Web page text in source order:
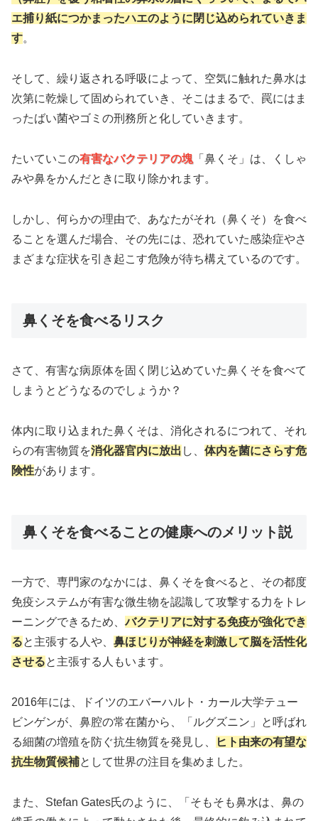
エ捕り紙につかまったハエのように閉じ込められていきま
す。
そして、繰り返される呼吸によって、空気に触れた鼻水は
次第に乾燥して固められていき、そこはまるで、罠にはま
ったばい菌やゴミの刑務所と化していきます。
たいていこの有害なバクテリアの塊 「鼻くそ」は、くしゃ
みや鼻をかんだときに取り除かれます。
しかし、何らかの理由で、あなたがそれ（鼻くそ）を食べ
ることを選んだ場合、その先には、恐れていた感染症やさ
まざまな症状を引き起こす危険が待ち構えているのです。
鼻くそを食べるリスク
さて、有害な病原体を固く閉じ込めていた鼻くそを食べて
しまうとどうなるのでしょうか？
体内に取り込まれた鼻くそは、消化されるにつれて、それ
らの有害物質を消化器官内に放出 し、 体内を菌にさらす危
険性があります。
鼻くそを食べることの健康へのメリット説
一方で、専門家のなかには、鼻くそを食べると、その都度
免疫システムが有害な微生物を認識して攻撃する力をトレ
ーニングできるため、バクテリアに対する免疫が強化でき
ると主張する人や、 鼻ほじりが神経を刺激して脳を活性化
させると主張する人もいます。
2016年には、ドイツのエバーハルト・カール大学テュー
ビンゲンが、鼻腔の常在菌から、「ルグズニン」と呼ばれ
る細菌の増殖を防ぐ抗生物質を発見し、
ヒト由来の有望な
抗生物質候補として世界の注目を集めました。
また、Stefan Gates氏のように、「そもそも鼻水は、鼻の